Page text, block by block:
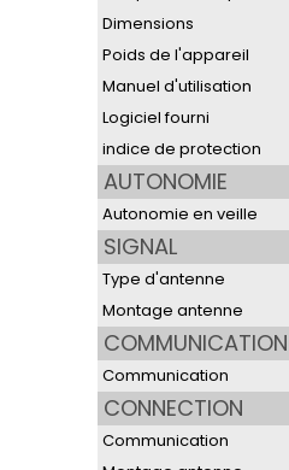
Dimensions
Poids de l'appareil
Manuel d'utilisation
Logiciel fourni
indice de protection
AUTONOMIE
Autonomie en veille
SIGNAL
Type d'antenne
Montage antenne
COMMUNICATION
Communication
CONNECTION
Communication